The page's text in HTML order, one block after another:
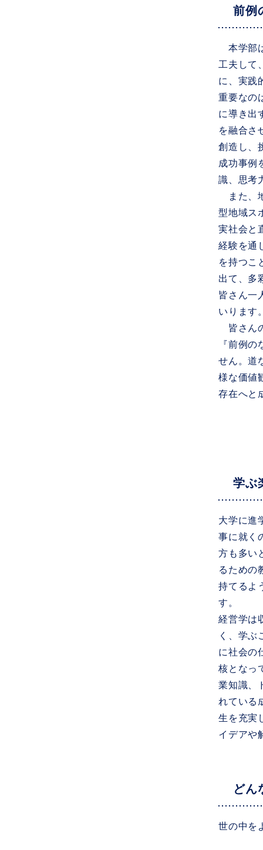
前例
本学部
工夫して
に、実践
重要なの
に導き出
を融合さ
創造し、
成功事例
識、思考
また、
型地域ス
実社会と
経験を通
を持つこ
出て、多
皆さん一
いります
皆さん
『前例
せん。道
様な価値
存在へと
学ぶ
大学に進
事に就く
方も多い
るための
持てるよ
す。
経営学は
く、学ぶ
に社会の
核となっ
業知識、
れている
生を充実
イデアや
どん
世の中を